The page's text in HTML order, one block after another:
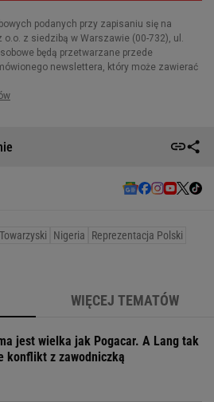
Nigeria
Reprezentacja Polski
WIĘCEJ TEMATÓW
jest wielka jak Pogacar. A Lang tak
konflikt z zawodniczką